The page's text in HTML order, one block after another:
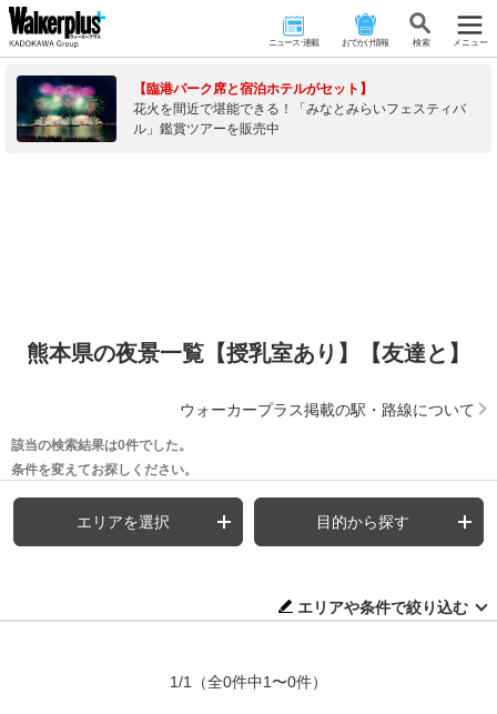
ニュース･連載 おでかけ情報 検 索 メニュー
【臨港パーク席と宿泊ホテルがセット】
花火を間近で堪能できる！「みなとみらいフェスティバ
ル」鑑賞ツアーを販売中
熊本県の夜景一覧【授乳室あり】【友達と】
ウォーカープラス掲載の駅・路線について
該当の検索結果は0件でした。
条件を変えてお探しください。
エリアを選択 目的から探す
エリアや条件で絞り込む
1/1 （全0件中1〜0件）